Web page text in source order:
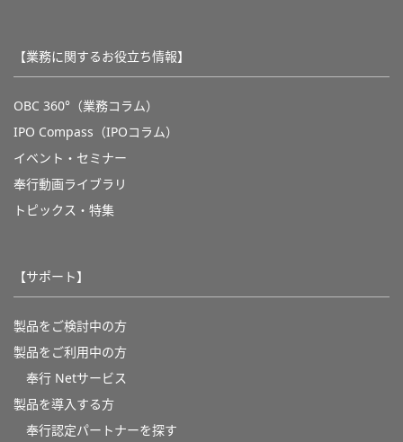
【業務に関するお役立ち情報】
OBC 360°（業務コラム）
IPO Compass（IPOコラム）
イベント・セミナー
奉行動画ライブラリ
トピックス・特集
【サポート】
製品をご検討中の方
製品をご利用中の方
奉行 Netサービス
製品を導入する方
奉行認定パートナーを探す